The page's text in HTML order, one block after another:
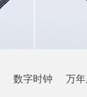
数字时钟 万